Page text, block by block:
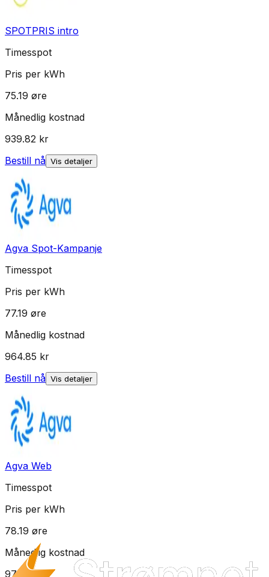
SPOTPRIS intro
Timesspot
Pris per kWh
75.19 øre
Månedlig kostnad
939.82 kr
Bestill nå Vis detaljer
Agva Spot-Kampanje
Timesspot
Pris per kWh
77.19 øre
Månedlig kostnad
964.85 kr
Bestill nå Vis detaljer
Agva Web
Timesspot
Pris per kWh
78.19 øre
Månedlig kostnad
977.35kr